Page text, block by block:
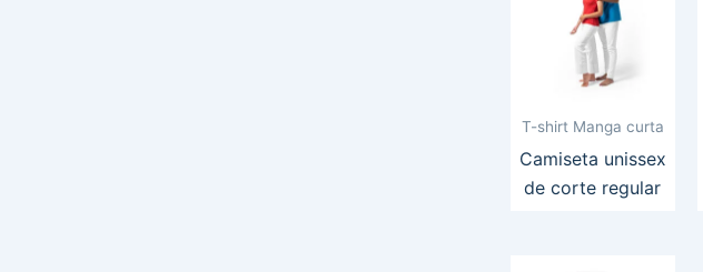
T-shirt Manga curta
Camiseta unissex
de corte regular